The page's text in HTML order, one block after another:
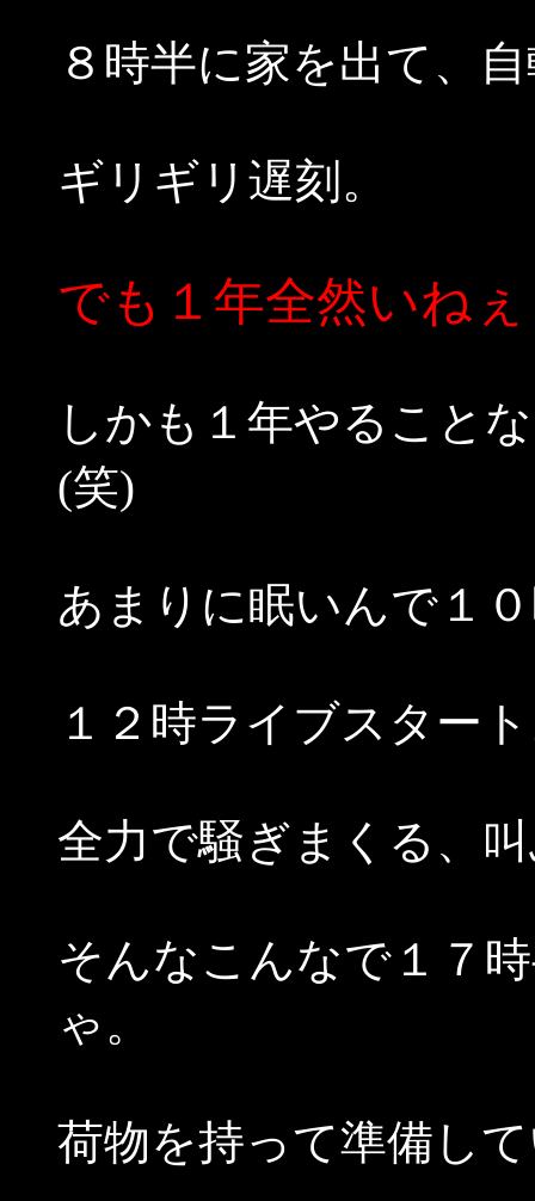
８時半に家を出て、
ギリギリ遅刻。
でも１年全然いね
しかも１年やること
(笑)
あまりに眠いんで１
１２時ライブスター
全力で騒ぎまくる、
そんなこんなで１７
ゃ。
荷物を持って準備し